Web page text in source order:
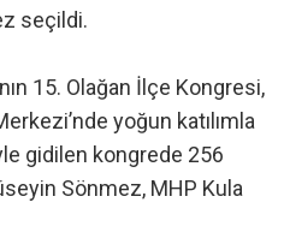
seçildi.
15. Olağan İlçe Kongresi,
yoğun katılımla
gidilen kongrede 256
Sönmez, MHP Kula